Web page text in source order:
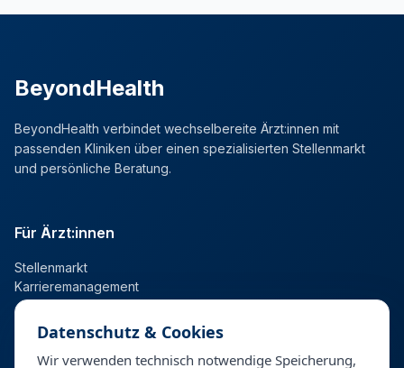
BeyondHealth
BeyondHealth verbindet wechselbereite Ärzt:innen mit
passenden Kliniken über einen spezialisierten Stellenmarkt
und persönliche Beratung.
Für Ärzt:innen
Stellenmarkt
Karrieremanagement
Datenschutz & Cookies
Wir verwenden technisch notwendige Speicherung,